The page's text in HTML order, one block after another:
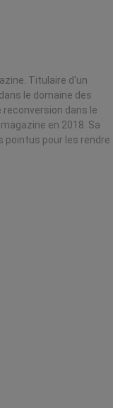
Titulaire d'un
le domaine des
dans le
en 2018. Sa
pointus pour les rendre